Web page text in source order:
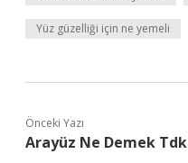
Yüz güzelliği için ne yemeli
Önceki Yazı
Arayüz Ne Demek Tdk